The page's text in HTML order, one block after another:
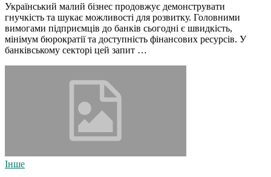
Український малий бізнес продовжує демонструвати
гнучкість та шукає можливості для розвитку. Головними
вимогами підприємців до банків сьогодні є швидкість,
мінімум бюрократії та доступність фінансових ресурсів. У
банківському секторі цей запит …
Інше